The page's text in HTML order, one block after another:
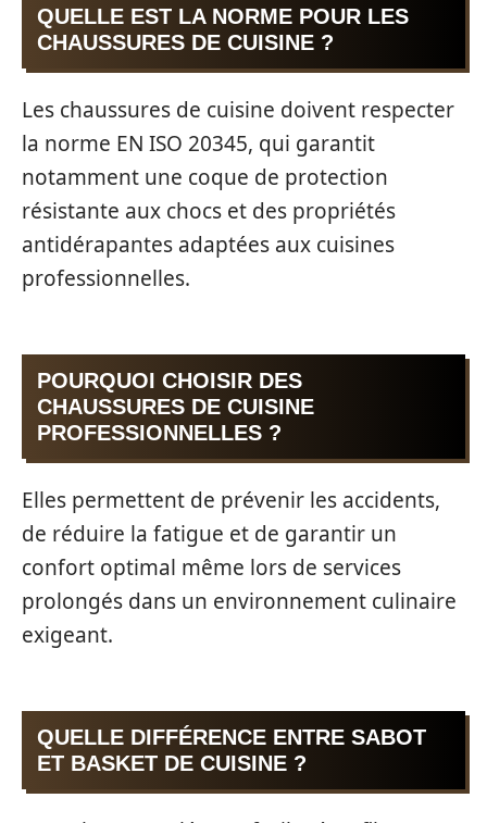
QUELLE EST LA NORME POUR LES
CHAUSSURES DE CUISINE ?
Les chaussures de cuisine doivent respecter
la norme EN ISO 20345, qui garantit
notamment une coque de protection
résistante aux chocs et des propriétés
antidérapantes adaptées aux cuisines
professionnelles.
POURQUOI CHOISIR DES
CHAUSSURES DE CUISINE
PROFESSIONNELLES ?
Elles permettent de prévenir les accidents,
de réduire la fatigue et de garantir un
confort optimal même lors de services
prolongés dans un environnement culinaire
exigeant.
QUELLE DIFFÉRENCE ENTRE SABOT
ET BASKET DE CUISINE ?